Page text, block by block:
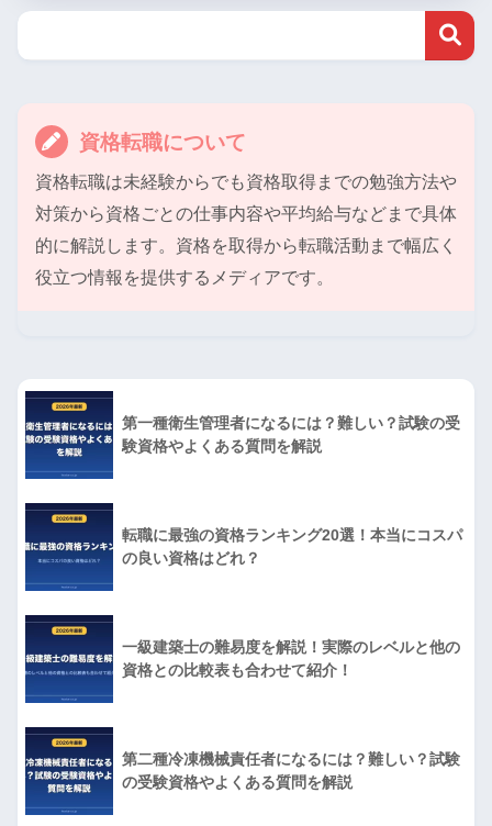
資格転職について
資格転職は未経験からでも資格取得までの勉強方法や
対策から資格ごとの仕事内容や平均給与などまで具体
的に解説します。資格を取得から転職活動まで幅広く
役立つ情報を提供するメディアです。
第一種衛生管理者になるには？難しい？試験の受
験資格やよくある質問を解説
転職に最強の資格ランキング20選！本当にコスパ
の良い資格はどれ？
一級建築士の難易度を解説！実際のレベルと他の
資格との比較表も合わせて紹介！
第二種冷凍機械責任者になるには？難しい？試験
の受験資格やよくある質問を解説